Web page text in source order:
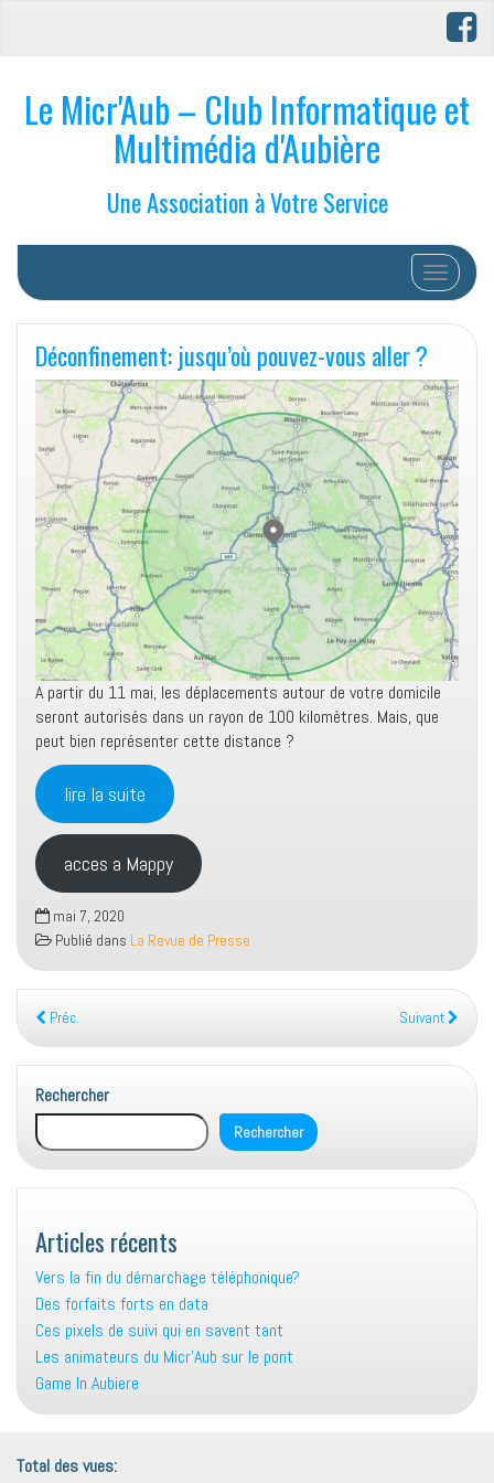
Le Micr'Aub – Club Informatique et
Multimédia d'Aubière
Une Association à Votre Service
Afficher/
Déconfinement: jusqu’où pouvez-vous aller ?
A partir du 11 mai, les déplacements autour de votre domicile
seront autorisés dans un rayon de 100 kilomètres. Mais, que
peut bien représenter cette distance ?
lire la suite
acces a Mappy
mai 7, 2020
Publié dans La Revue de Presse
Préc. Suivant
Rechercher
Rechercher
Articles récents
Vers la fin du démarchage téléphonique?
Des forfaits forts en data
Ces pixels de suivi qui en savent tant
Les animateurs du Micr’Aub sur le pont
Game In Aubiere
Total des vues: